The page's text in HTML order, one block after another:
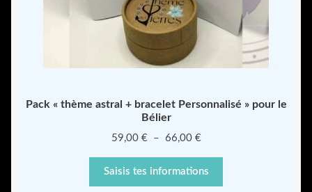
Pack « thème astral + bracelet Personnalisé » pour le
Bélier
59,00 € – 66,00 €Plage
prix :
59,00 €
Saisis tes informations